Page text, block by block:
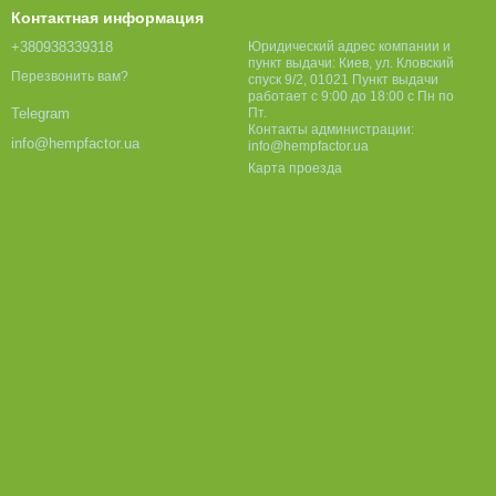
Контактная информация
+380938339318
Перезвонить вам?
Telegram
info@hempfactor.ua
Юридический адрес компании и
пункт выдачи: Киев, ул. Кловский
спуск 9/2, 01021 Пункт выдачи
работает с 9:00 до 18:00 с Пн по
Пт.
Контакты администрации:
info@hempfactor.ua
Карта проезда